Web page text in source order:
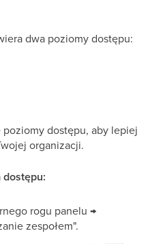
dwa poziomy dostępu:
dostępu, aby lepiej
organizacji.
rogu panelu →
zespołem".